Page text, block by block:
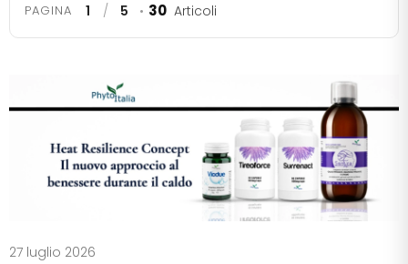
PAGINA 1 / 5 • 30 Articoli
27 luglio 2026